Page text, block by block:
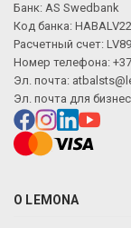
Банк: AS Swedbank
Код банка: HABALV22
Расчетный счет:
Номер телефона:
Эл. почта:
Эл. почта для
О LEMONA